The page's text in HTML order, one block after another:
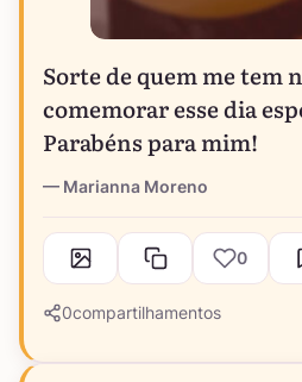
Sorte de quem me tem
comemorar esse dia
Parabéns para mim!
Marianna Moreno
0
0compartilhamentos